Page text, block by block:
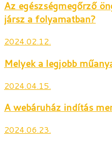
Az egészségmegőrző
jársz a folyamatban?
2024.02.12.
Melyek a legjobb
2024.04.15.
A webáruház indítás
2024.06.23.